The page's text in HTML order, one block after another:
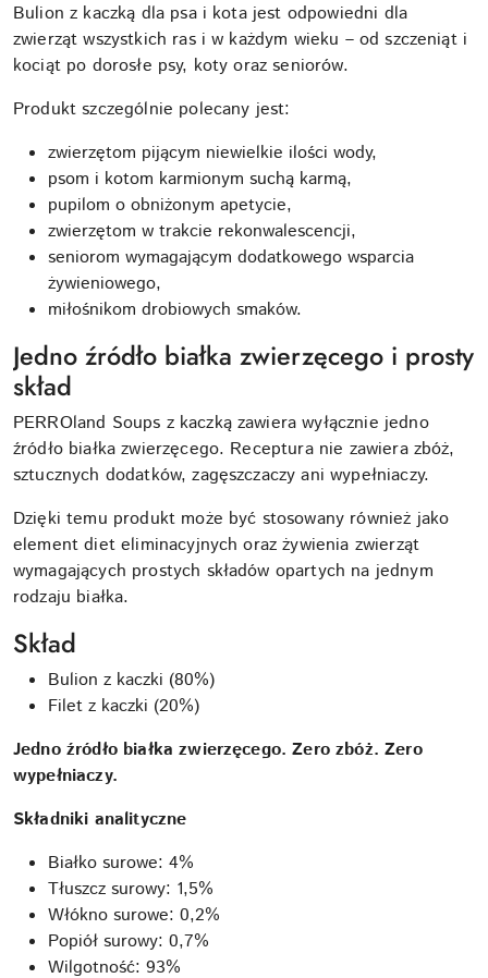
Bulion z kaczką dla psa i kota jest odpowiedni dla
zwierząt wszystkich ras i w każdym wieku – od szczeniąt i
kociąt po dorosłe psy, koty oraz seniorów.
Produkt szczególnie polecany jest:
zwierzętom pijącym niewielkie ilości wody,
psom i kotom karmionym suchą karmą,
pupilom o obniżonym apetycie,
zwierzętom w trakcie rekonwalescencji,
seniorom wymagającym dodatkowego wsparcia
żywieniowego,
miłośnikom drobiowych smaków.
Jedno źródło białka zwierzęcego i prosty
skład
PERROland Soups z kaczką zawiera wyłącznie jedno
źródło białka zwierzęcego. Receptura nie zawiera zbóż,
sztucznych dodatków, zagęszczaczy ani wypełniaczy.
Dzięki temu produkt może być stosowany również jako
element diet eliminacyjnych oraz żywienia zwierząt
wymagających prostych składów opartych na jednym
rodzaju białka.
Skład
Bulion z kaczki (80%)
Filet z kaczki (20%)
Jedno źródło białka zwierzęcego. Zero zbóż. Zero
wypełniaczy.
Składniki analityczne
Białko surowe: 4%
Tłuszcz surowy: 1,5%
Włókno surowe: 0,2%
Popiół surowy: 0,7%
Wilgotność: 93%